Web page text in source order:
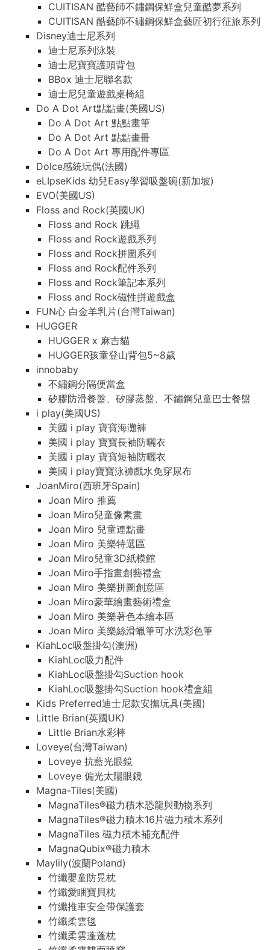
CUITISAN 酷藝師不鏽鋼保鮮盒兒童酷夢系列
CUITISAN 酷藝師不鏽鋼保鮮盒藝匠初行征旅系列
Disney迪士尼系列
迪士尼系列泳裝
迪士尼寶寶護頭背包
BBox 迪士尼聯名款
迪士尼兒童遊戲桌椅組
Do A Dot Art點點畫(美國US)
Do A Dot Art 點點畫筆
Do A Dot Art 點點畫冊
Do A Dot Art 專用配件專區
Dolce感統玩偶(法國)
eLIpseKids 幼兒Easy學習吸盤碗(新加坡)
EVO(美國US)
Floss and Rock(英國UK)
Floss and Rock 跳繩
Floss and Rock遊戲系列
Floss and Rock拼圖系列
Floss and Rock配件系列
Floss and Rock筆記本系列
Floss and Rock磁性拼遊戲盒
FUN心 白金羊乳片(台灣Taiwan)
HUGGER
HUGGER x 麻吉貓
HUGGER孩童登山背包5~8歲
innobaby
不鏽鋼分隔便當盒
矽膠防滑餐盤、矽膠蒸盤、不鏽鋼兒童巴士餐盤
i play(美國US)
美國 i play 寶寶海灘褲
美國 i play 寶寶長袖防曬衣
美國 i play 寶寶短袖防曬衣
美國 i play寶寶泳褲戲水免穿尿布
JoanMiro(西班牙Spain)
Joan Miro 推薦
Joan Miro兒童像素畫
Joan Miro 兒童連點畫
Joan Miro 美樂特選區
Joan Miro兒童3D紙模館
Joan Miro手指畫創藝禮盒
Joan Miro 美樂拼圖創意區
Joan Miro豪華繪畫藝術禮盒
Joan Miro 美樂著色本繪本區
Joan Miro 美樂絲滑蠟筆可水洗彩色筆
KiahLoc吸盤掛勾(澳洲)
KiahLoc吸力配件
KiahLoc吸盤掛勾Suction hook
KiahLoc吸盤掛勾Suction hook禮盒組
Kids Preferred迪士尼款安撫玩具(美國)
Little Brian(英國UK)
Little Brian水彩棒
Loveye(台灣Taiwan)
Loveye 抗藍光眼鏡
Loveye 偏光太陽眼鏡
Magna-Tiles(美國)
MagnaTiles®磁力積木恐龍與動物系列
MagnaTiles®磁力積木16片磁力積木系列
MagnaTiles 磁力積木補充配件
MagnaQubix®磁力積木
Maylily(波蘭Poland)
竹纖嬰童防晃枕
竹纖愛睏寶貝枕
竹纖推車安全帶保護套
竹纖柔雲毯
竹纖柔雲蓬蓬枕